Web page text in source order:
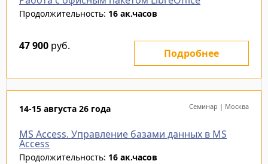
Продолжительность: 16 ак.часов
47 900 руб.
Подробнее
14-15 августа 26 года Семинар | Москва
MS Access. Управление базами данных в MS
Access
Продолжительность: 16 ак.часов